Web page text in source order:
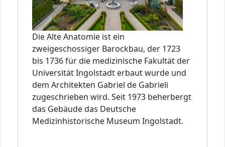
Die Alte Anatomie ist ein
zweigeschossiger Barockbau, der 1723
bis 1736 für die medizinische Fakultät der
Universität Ingolstadt erbaut wurde und
dem Architekten Gabriel de Gabrieli
zugeschrieben wird. Seit 1973 beherbergt
das Gebäude das Deutsche
Medizinhistorische Museum Ingolstadt.